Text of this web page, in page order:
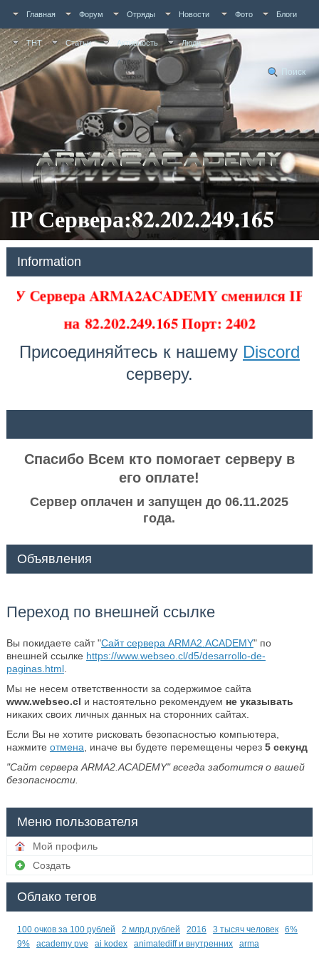
Главная Форум Отряды Новости Фото Блоги
ТНТ Статьи Активность Люди
Поиск
IP Сервера:82.202.249.165
Information
У Сервера ARMA2ACADEMY сменился IP
на 82.202.249.165 Порт: 2402
Присоединяйтесь к нашему Discord
серверу.
Спасибо Всем кто помогает серверу в
его оплате!
Сервер оплачен и запущен до 06.11.2025
года.
Объявления
Переход по внешней ссылке
Вы покидаете сайт "Сайт сервера ARMA2.ACADEMY" по
внешней ссылке https://www.webseo.cl/d5/desarrollo-de-
paginas.html.
Мы не несем ответственности за содержимое сайта
www.webseo.cl и настоятельно рекомендуем не указывать
никаких своих личных данных на сторонних сайтах.
Если Вы не хотите рисковать безопасностью компьютера,
нажмите отмена , иначе вы будете перемещены через 5секунд
"Сайт сервера ARMA2.ACADEMY" всегда заботится о вашей
безопасности.
Меню пользователя
Мой профиль
Создать
Облако тегов
100 очков за 100 рублей 2 млрд рублей 2016 3 тысяч человек
6%
9%
academy pve ai kodex animatediff и внутренних arma